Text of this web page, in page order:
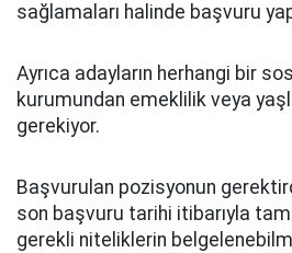
sağlamaları halinde başvuru
Ayrıca adayların herhangi bir
kurumundan emeklilik veya
gerekiyor.
Başvurulan pozisyonun
son başvuru tarihi itibarıyla
gerekli niteliklerin